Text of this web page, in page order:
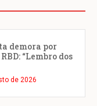
demora por
“Lembro dos
de 2026